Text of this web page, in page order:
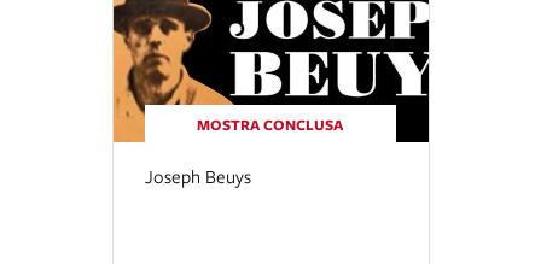
MOSTRA CONCLUSA
Joseph Beuys